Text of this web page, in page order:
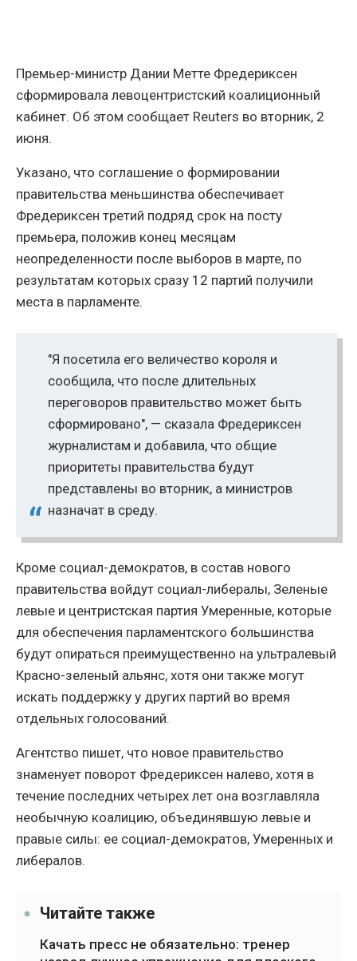
Премьер-министр Дании Метте Фредериксен
сформировала левоцентристский коалиционный
кабинет. Об этом сообщает Reuters во вторник, 2
июня.
Указано, что соглашение о формировании
правительства меньшинства обеспечивает
Фредериксен третий подряд срок на посту
премьера, положив конец месяцам
неопределенности после выборов в марте, по
результатам которых сразу 12 партий получили
места в парламенте.
"Я посетила его величество короля и
сообщила, что после длительных
переговоров правительство может быть
сформировано", — сказала Фредериксен
журналистам и добавила, что общие
приоритеты правительства будут
представлены во вторник, а министров
назначат в среду.
Кроме социал-демократов, в состав нового
правительства войдут социал-либералы, Зеленые
левые и центристская партия Умеренные, которые
для обеспечения парламентского большинства
будут опираться преимущественно на ультралевый
Красно-зеленый альянс, хотя они также могут
искать поддержку у других партий во время
отдельных голосований.
Агентство пишет, что новое правительство
знаменует поворот Фредериксен налево, хотя в
течение последних четырех лет она возглавляла
необычную коалицию, объединявшую левые и
правые силы: ее социал-демократов, Умеренных и
либералов.
Читайте также
Качать пресс не обязательно: тренер